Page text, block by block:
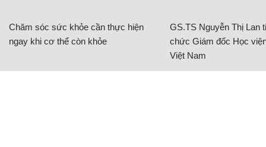
Chăm sóc sức khỏe cần thực hiện
ngay khi cơ thể còn khỏe
GS.TS Nguyễn Thị Lan
chức Giám đốc Học
Việt Nam